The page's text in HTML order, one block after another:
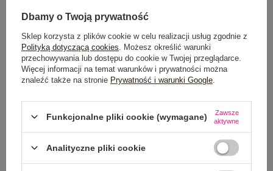
OPIS PRODUKTU
GŁÓWNE PARAMETRY
OPINIE O PRODUKCIE (0)
WYSYŁKA I DOSTAWA
Dbamy o Twoją prywatność
Sklep korzysta z plików cookie w celu realizacji usług zgodnie z
Polityką dotyczącą cookies . Możesz określić warunki
przechowywania lub dostępu do cookie w Twojej przeglądarce.
Więcej informacji na temat warunków i prywatności można
znaleźć także na stronie Prywatność i warunki Google
Funkcjonalne pliki cookie (wymagane)
Zawsze
aktywne
Analityczne pliki cookie